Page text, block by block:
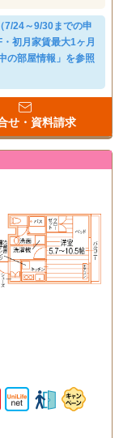
24～9/30までの申
初月家賃最大1ヶ月
の部屋情報」を参照
せ・資料請求